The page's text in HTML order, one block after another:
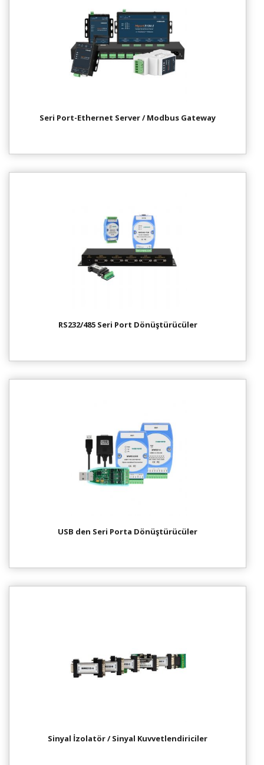
Seri Port-Ethernet Server / Modbus Gateway
RS232/485 Seri Port Dönüştürücüler
USB den Seri Porta Dönüştürücüler
Sinyal İzolatör / Sinyal Kuvvetlendiriciler